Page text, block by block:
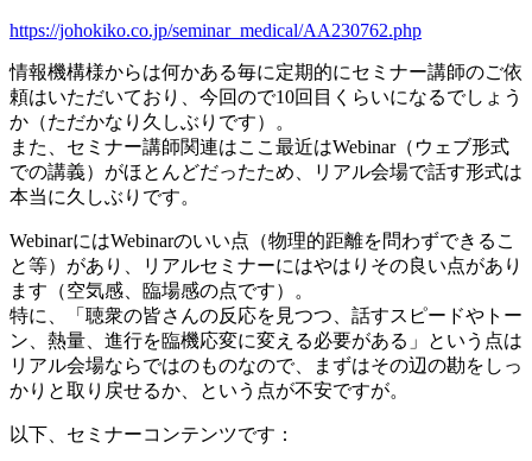
https://johokiko.co.jp/seminar_medical/AA230762.php
情報機構様からは何かある毎に定期的にセミナー講師のご依
頼はいただいており、今回ので10回目くらいになるでしょう
か（ただかなり久しぶりです）。
また、セミナー講師関連はここ最近はWebinar（ウェブ形式
での講義）がほとんどだったため、リアル会場で話す形式は
本当に久しぶりです。
WebinarにはWebinarのいい点（物理的距離を問わずできるこ
と等）があり、リアルセミナーにはやはりその良い点があり
ます（空気感、臨場感の点です）。
特に、「聴衆の皆さんの反応を見つつ、話すスピードやトー
ン、熱量、進行を臨機応変に変える必要がある」という点は
リアル会場ならではのものなので、まずはその辺の勘をしっ
かりと取り戻せるか、という点が不安ですが。
以下、セミナーコンテンツです：